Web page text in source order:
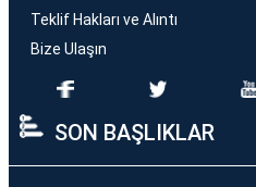
Teklif Hakları ve Alıntı
Bize Ulaşın
SON BAŞLIKLAR